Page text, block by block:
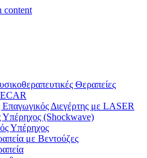
content
Θεραπείες
Διεγέρτης με LASER
Υπέρηχος (Shockwave)
Υπέρηχος
με Βεντούζες